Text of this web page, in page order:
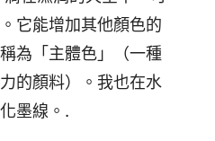
它能增加其他顏色的
為「主體色」（一種
的顏料）。我也在水
墨線。.